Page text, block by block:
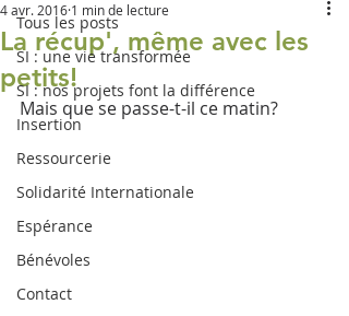
Tous les posts
SI : une vie transformée
SI : nos projets font la différence
Insertion
Ressourcerie
Solidarité Internationale
Espérance
Bénévoles
Contact
La récup', même avec les
petits!
4 avr. 2016 1 min de lecture
Mais que se passe-t-il ce matin?